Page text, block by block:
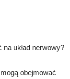
układ nerwowy?
obejmować